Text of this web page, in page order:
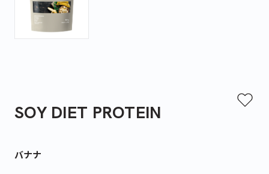
SOY DIET PROTEIN
バナナ